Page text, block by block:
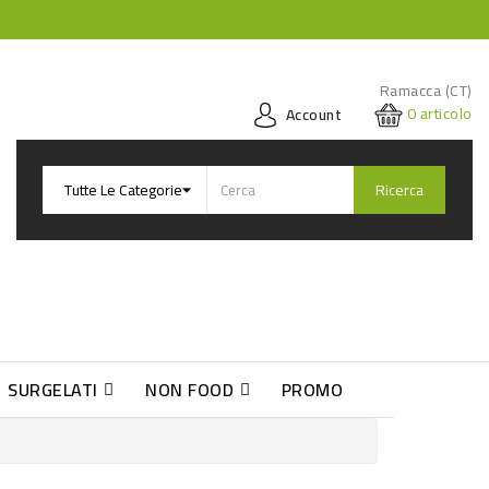
Ramacca (CT)
Account
0articolo
Ricerca
SURGELATI NON FOOD PROMO